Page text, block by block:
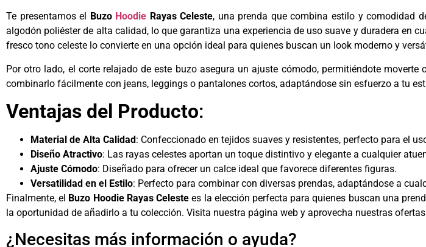
Te presentamos el Buzo Hoodie Rayas Celeste, una prenda que combina estilo y comodidad
algodón poliéster de alta calidad, lo que garantiza una experiencia de uso suave y duradera en
fresco tono celeste lo convierte en una opción ideal para quienes buscan un look moderno y
Por otro lado, el corte relajado de este buzo asegura un ajuste cómodo, permitiéndote
combinarlo fácilmente con jeans, leggings o pantalones cortos, adaptándose sin esfuerzo a tu
Ventajas del Producto:
Material de Alta Calidad : Confeccionado en tejidos suaves y resistentes, perfecto para el
Diseño Atractivo: Las rayas celestes aportan un toque distintivo y elegante a cualquier
Ajuste Cómodo: Diseñado para ofrecer un calce ideal que favorece diferentes figuras.
Versatilidad en el Estilo: Perfecto para combinar con diversas prendas, adaptándose a
Finalmente, el Buzo Hoodie Rayas Celeste es la elección perfecta para quienes buscan una
la oportunidad de añadirlo a tu colección. Visita nuestra página web y aprovecha nuestras
¿Necesitas más información o ayuda?